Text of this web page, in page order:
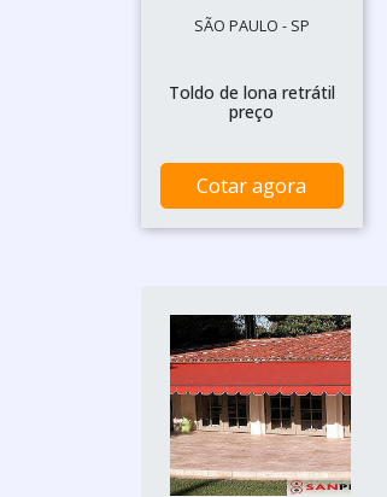
SÃO PAULO - SP
Toldo de lona retrátil
preço
Cotar agora